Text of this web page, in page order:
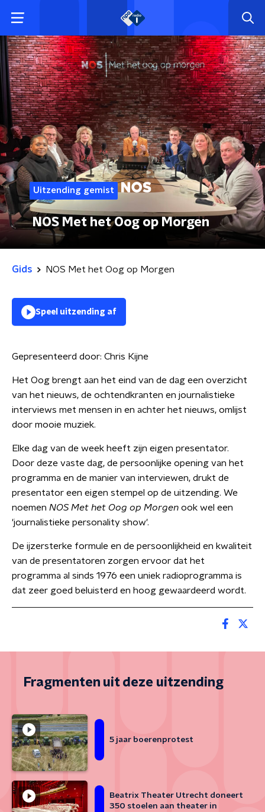
Uitzending gemist
NOS Met het Oog op Morgen
Gids NOS Met het Oog op Morgen
Speel uitzending af
Gepresenteerd door: Chris Kijne
Het Oog brengt aan het eind van de dag een overzicht
van het nieuws, de ochtendkranten en journalistieke
interviews met mensen in en achter het nieuws, omlijst
door mooie muziek.
Elke dag van de week heeft zijn eigen presentator.
Door deze vaste dag, de persoonlijke opening van het
programma en de manier van interviewen, drukt de
presentator een eigen stempel op de uitzending. We
noemen NOS Met het Oog op Morgen ook wel een
'journalistieke personality show'.
De ijzersterke formule en de persoonlijkheid en kwaliteit
van de presentatoren zorgen ervoor dat het
programma al sinds 1976 een uniek radioprogramma is
dat zeer goed beluisterd en hoog gewaardeerd wordt.
Fragmenten uit deze uitzending
5 jaar boerenprotest
Beatrix Theater Utrecht doneert
350 stoelen aan theater in